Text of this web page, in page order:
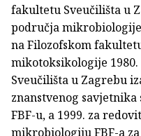
fakultetu Sveučilišta u
područja
na Filozofskom
mikotoksikologije
Sveučilišta u Zagrebu
znanstvenog
FBF-u, a 1999. za
mikrobiologiju FBF-a